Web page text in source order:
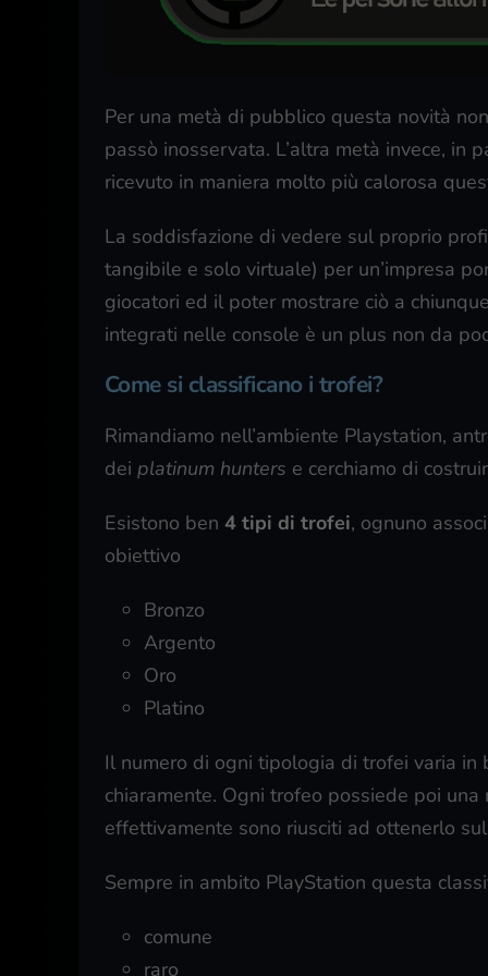
Per una metà di pubblico questa novità
passò inosservata. L’altra metà invece, in
ricevuto in maniera molto più calorosa
La soddisfazione di vedere sul proprio
tangibile e solo virtuale) per un’impresa
giocatori ed il poter mostrare ciò a
integrati nelle console è un plus non da
Come si classificano i trofei?
Rimandiamo nell’ambiente Playstation,
dei platinum hunters e cerchiamo di
Esistono ben 4 tipi di trofei, ognuno
obiettivo
Bronzo
Argento
Oro
Platino
Il numero di ogni tipologia di trofei varia
chiaramente. Ogni trofeo possiede poi
effettivamente sono riusciti ad ottenerlo
Sempre in ambito PlayStation questa
comune
raro